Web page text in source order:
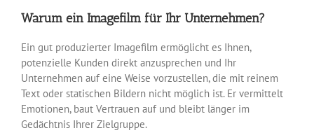
Warum ein Imagefilm für Ihr Unternehmen?
Ein gut produzierter Imagefilm ermöglicht es Ihnen,
potenzielle Kunden direkt anzusprechen und Ihr
Unternehmen auf eine Weise vorzustellen, die mit reinem
Text oder statischen Bildern nicht möglich ist. Er vermittelt
Emotionen, baut Vertrauen auf und bleibt länger im
Gedächtnis Ihrer Zielgruppe.